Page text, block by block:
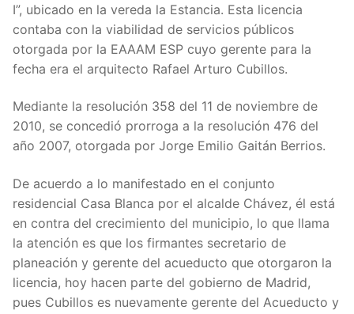
I”, ubicado en la vereda la Estancia. Esta licencia
contaba con la viabilidad de servicios públicos
otorgada por la EAAAM ESP cuyo gerente para la
fecha era el arquitecto Rafael Arturo Cubillos.
Mediante la resolución 358 del 11 de noviembre de
2010, se concedió prorroga a la resolución 476 del
año 2007, otorgada por Jorge Emilio Gaitán Berrios.
De acuerdo a lo manifestado en el conjunto
residencial Casa Blanca por el alcalde Chávez, él está
en contra del crecimiento del municipio, lo que llama
la atención es que los firmantes secretario de
planeación y gerente del acueducto que otorgaron la
licencia, hoy hacen parte del gobierno de Madrid,
pues Cubillos es nuevamente gerente del Acueducto y